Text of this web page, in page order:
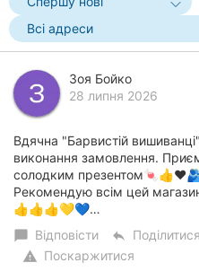
Суми
Івано-
Франківськ
Луцьк
Ужгород
Карпати
Всі адреси
Зоя Бойко
28 липня 2026
Вдячна "Барвистій
виконання замовлення.
солодким
Рекомендую всім цей
👍👍👍💛💙…
chat_bubble Відповісти reply Поділитися
warning Поскаржитися